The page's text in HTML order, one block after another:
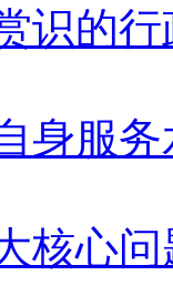
识的
身服
核心